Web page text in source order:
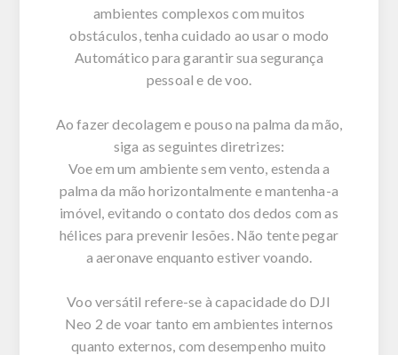
ambientes complexos com muitos
obstáculos, tenha cuidado ao usar o modo
Automático para garantir sua segurança
pessoal e de voo.
Ao fazer decolagem e pouso na palma da mão,
siga as seguintes diretrizes:
Voe em um ambiente sem vento, estenda a
palma da mão horizontalmente e mantenha-a
imóvel, evitando o contato dos dedos com as
hélices para prevenir lesões. Não tente pegar
a aeronave enquanto estiver voando.
Voo versátil refere-se à capacidade do DJI
Neo 2 de voar tanto em ambientes internos
quanto externos, com desempenho muito